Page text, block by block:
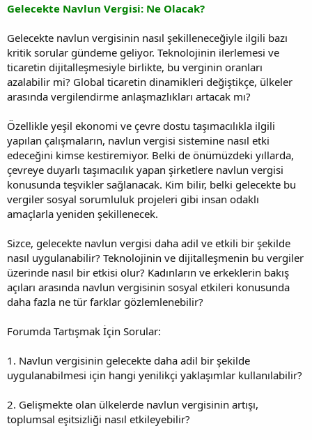
Gelecekte Navlun Vergisi: Ne Olacak?
Gelecekte navlun vergisinin nasıl şekilleneceğiyle ilgili bazı
kritik sorular gündeme geliyor. Teknolojinin ilerlemesi ve
ticaretin dijitalleşmesiyle birlikte, bu verginin oranları
azalabilir mi? Global ticaretin dinamikleri değiştikçe, ülkeler
arasında vergilendirme anlaşmazlıkları artacak mı?
Özellikle yeşil ekonomi ve çevre dostu taşımacılıkla ilgili
yapılan çalışmaların, navlun vergisi sistemine nasıl etki
edeceğini kimse kestiremiyor. Belki de önümüzdeki yıllarda,
çevreye duyarlı taşımacılık yapan şirketlere navlun vergisi
konusunda teşvikler sağlanacak. Kim bilir, belki gelecekte bu
vergiler sosyal sorumluluk projeleri gibi insan odaklı
amaçlarla yeniden şekillenecek.
Sizce, gelecekte navlun vergisi daha adil ve etkili bir şekilde
nasıl uygulanabilir? Teknolojinin ve dijitalleşmenin bu vergiler
üzerinde nasıl bir etkisi olur? Kadınların ve erkeklerin bakış
açıları arasında navlun vergisinin sosyal etkileri konusunda
daha fazla ne tür farklar gözlemlenebilir?
Forumda Tartışmak İçin Sorular:
1. Navlun vergisinin gelecekte daha adil bir şekilde
uygulanabilmesi için hangi yenilikçi yaklaşımlar kullanılabilir?
2. Gelişmekte olan ülkelerde navlun vergisinin artışı,
toplumsal eşitsizliği nasıl etkileyebilir?